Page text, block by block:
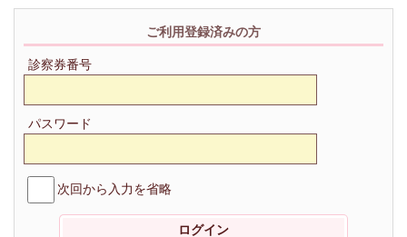
ご利用登録済みの方
診察券番号
パスワード
次回から入力を省略